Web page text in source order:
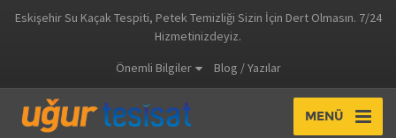
Eskişehir Su Kaçak Tespiti, Petek Temizliği Sizin İçin Dert Olmasın. 7/24
Hizmetinizdeyiz.
Önemli Bilgiler
Blog / Yazılar
MENÜ